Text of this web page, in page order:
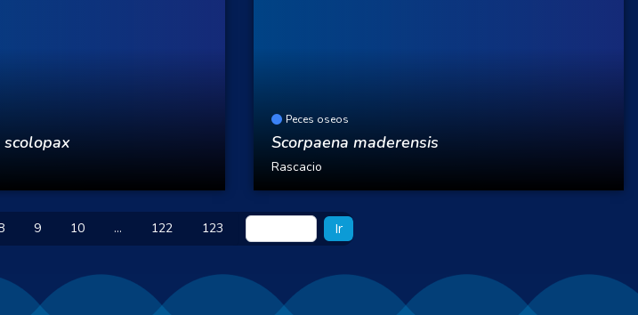
scolopax
Peces oseos
Scorpaena maderensis
Rascacio
9 10 ... 122 123 Ir